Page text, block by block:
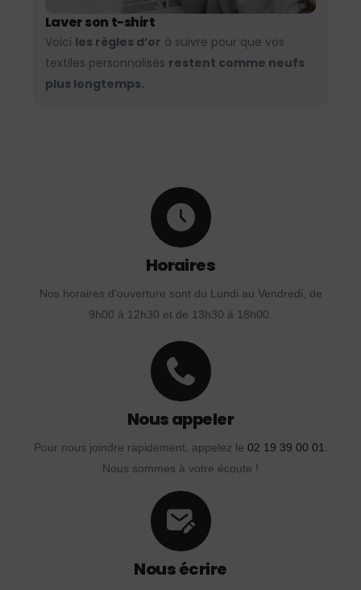
Laver son t-shirt
Voici les règles d’or à suivre pour que vos
textiles personnalisés restent comme neufs
plus longtemps.
Horaires
Nos horaires d'ouverture sont du Lundi au Vendredi, de
9h00 à 12h30 et de 13h30 à 18h00.
Nous appeler
Pour nous joindre rapidement, appelez le 02 19 39 00 01.
Nous sommes à votre écoute !
Nous écrire